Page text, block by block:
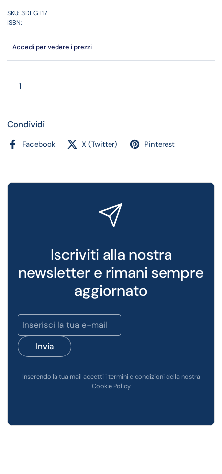
SKU: 3DEGT17
ISBN:
Accedi per vedere i prezzi
Condividi
Facebook X (Twitter) Pinterest
Iscriviti alla nostra
newsletter e rimani sempre
aggiornato
Invia
Inserendo la tua mail accetti i termini e condizioni della nostra
Cookie Policy